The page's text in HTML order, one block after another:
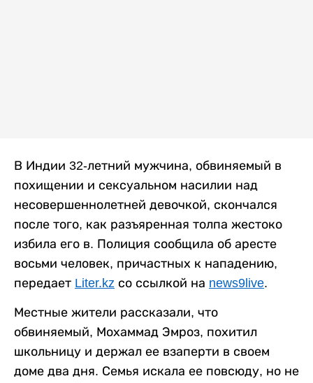
В Индии 32-летний мужчина, обвиняемый в
похищении и сексуальном насилии над
несовершеннолетней девочкой, скончался
после того, как разъяренная толпа жестоко
избила его в. Полиция сообщила об аресте
восьми человек, причастных к нападению,
передает Liter.kz со ссылкой на news9live.
Местные жители рассказали, что
обвиняемый, Мохаммад Эмроз, похитил
школьницу и держал ее взаперти в своем
доме два дня. Семья искала ее повсюду, но не